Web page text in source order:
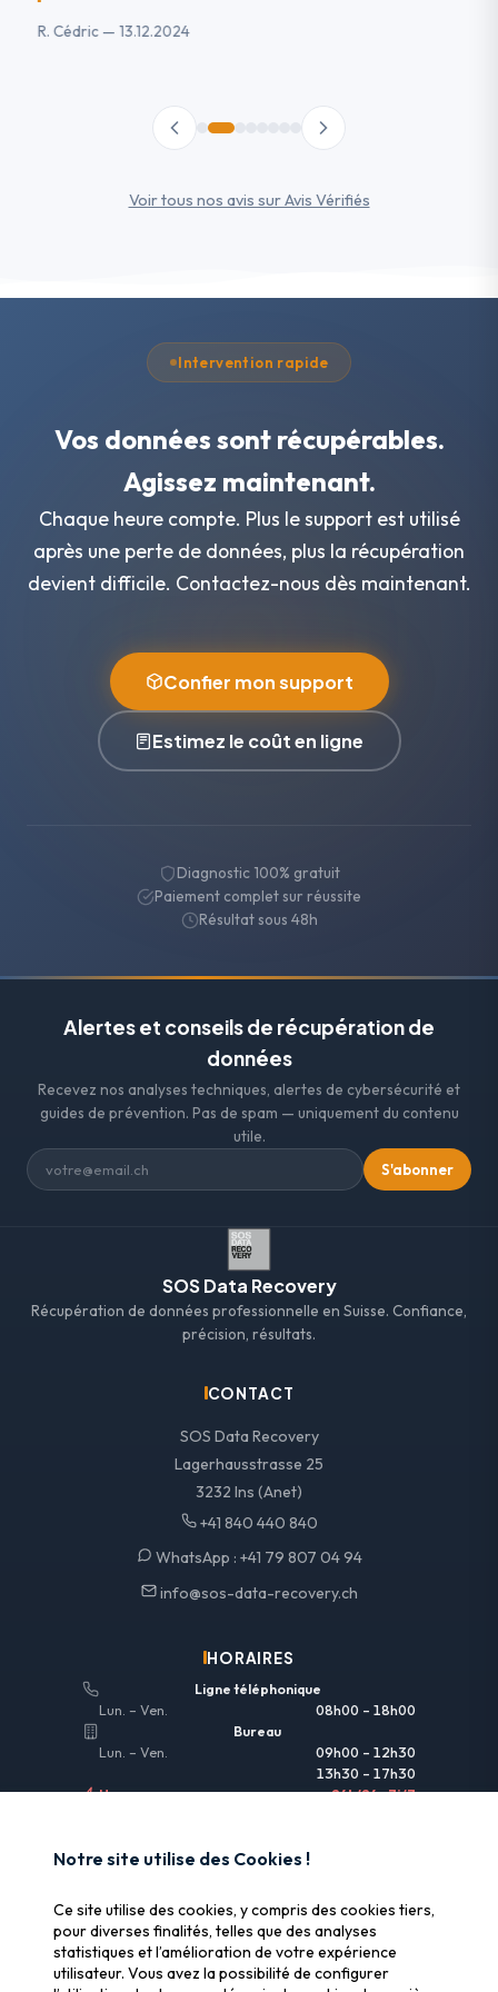
R. Cédric — 13.12.2024
Voir tous nos avis sur Avis Vérifiés
Intervention rapide
Vos données sont récupérables.
Agissez maintenant.
Chaque heure compte. Plus le support est utilisé
après une perte de données, plus la récupération
devient difficile. Contactez-nous dès maintenant.
Confier mon support
Estimez le coût en ligne
Diagnostic 100% gratuit
Paiement complet sur réussite
Résultat sous 48h
Alertes et conseils de récupération de
données
Recevez nos analyses techniques, alertes de cybersécurité et
guides de prévention. Pas de spam — uniquement du contenu
utile.
S'abonner
SOS Data Recovery
Récupération de données professionnelle en Suisse. Confiance,
précision, résultats.
CONTACT
SOS Data Recovery
Lagerhausstrasse 25
3232 Ins (Anet)
+41 840 440 840
WhatsApp : +41 79 807 04 94
info@sos-data-recovery.ch
HORAIRES
Ligne téléphonique
Lun. – Ven.
08h00 – 18h00
Bureau
Lun. – Ven.
09h00 – 12h30
13h30 – 17h30
Urgences
24h/24 • 7j/7
LIENS UTILES
Assurance & remboursement
Pourquoi SOS Data Recovery
Notre site utilise des Cookies !
Ce site utilise des cookies, y compris des cookies tiers,
pour diverses finalités, telles que des analyses
statistiques et l’amélioration de votre expérience
utilisateur. Vous avez la possibilité de configurer